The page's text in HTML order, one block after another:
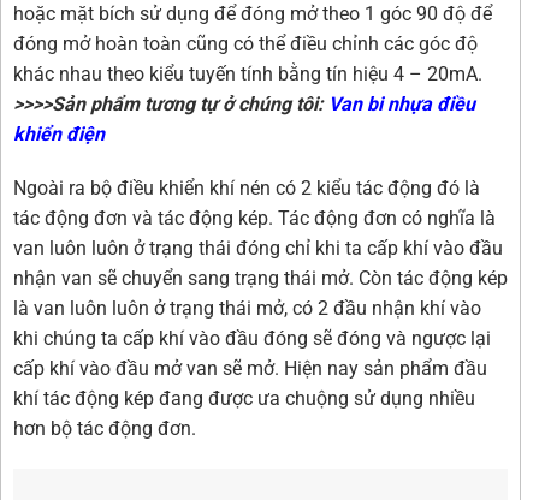
hoặc mặt bích sử dụng để đóng mở theo 1 góc 90 độ để
đóng mở hoàn toàn cũng có thể điều chỉnh các góc độ
khác nhau theo kiểu tuyến tính bằng tín hiệu 4 – 20mA.
>>>>Sản phẩm tương tự ở chúng tôi: Van bi nhựa điều
khiển điện
Ngoài ra bộ điều khiển khí nén có 2 kiểu tác động đó là
tác động đơn và tác động kép. Tác động đơn có nghĩa là
van luôn luôn ở trạng thái đóng chỉ khi ta cấp khí vào đầu
nhận van sẽ chuyển sang trạng thái mở. Còn tác động kép
là van luôn luôn ở trạng thái mở, có 2 đầu nhận khí vào
khi chúng ta cấp khí vào đầu đóng sẽ đóng và ngược lại
cấp khí vào đầu mở van sẽ mở. Hiện nay sản phẩm đầu
khí tác động kép đang được ưa chuộng sử dụng nhiều
hơn bộ tác động đơn.